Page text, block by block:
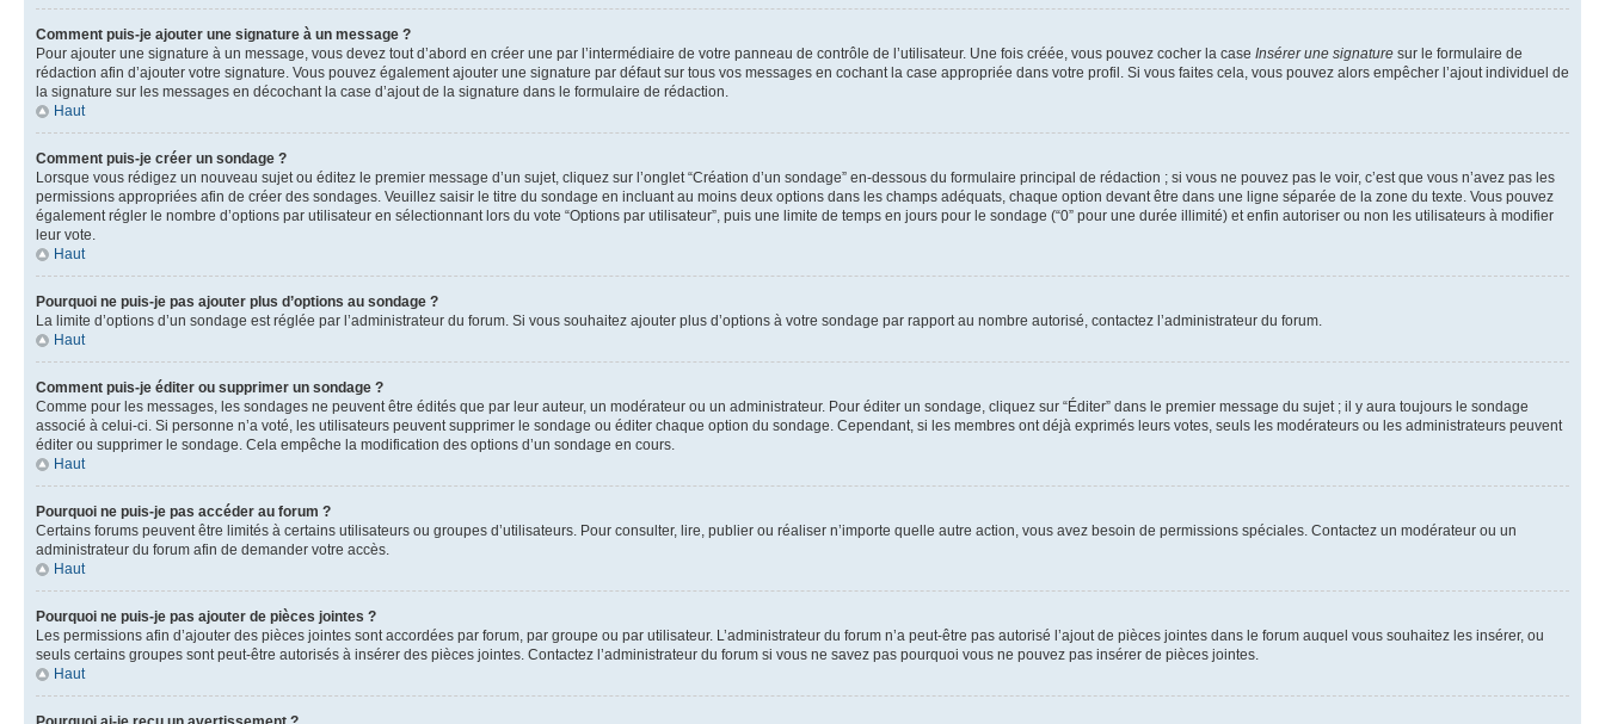
Comment puis-je ajouter une signature à un message ?
Pour ajouter une signature à un message, vous devez tout d’abord en créer une par l’intermédiaire de votre panneau de contrôle de l’utilisateur. Une fois créée, vous pouvez cocher la case Insérer une signature sur le formulaire de
rédaction afin d’ajouter votre signature. Vous pouvez également ajouter une signature par défaut sur tous vos messages en cochant la case appropriée dans votre profil. Si vous faites cela, vous pouvez alors empêcher l’ajout individuel de
la signature sur les messages en décochant la case d’ajout de la signature dans le formulaire de rédaction.
Haut
Comment puis-je créer un sondage ?
Lorsque vous rédigez un nouveau sujet ou éditez le premier message d’un sujet, cliquez sur l’onglet “Création d’un sondage” en-dessous du formulaire principal de rédaction ; si vous ne pouvez pas le voir, c’est que vous n’avez pas les
permissions appropriées afin de créer des sondages. Veuillez saisir le titre du sondage en incluant au moins deux options dans les champs adéquats, chaque option devant être dans une ligne séparée de la zone du texte. Vous pouvez
également régler le nombre d’options par utilisateur en sélectionnant lors du vote “Options par utilisateur”, puis une limite de temps en jours pour le sondage (“0” pour une durée illimité) et enfin autoriser ou non les utilisateurs à modifier
leur vote.
Haut
Pourquoi ne puis-je pas ajouter plus d’options au sondage ?
La limite d’options d’un sondage est réglée par l’administrateur du forum. Si vous souhaitez ajouter plus d’options à votre sondage par rapport au nombre autorisé, contactez l’administrateur du forum.
Haut
Comment puis-je éditer ou supprimer un sondage ?
Comme pour les messages, les sondages ne peuvent être édités que par leur auteur, un modérateur ou un administrateur. Pour éditer un sondage, cliquez sur “Éditer” dans le premier message du sujet ; il y aura toujours le sondage
associé à celui-ci. Si personne n’a voté, les utilisateurs peuvent supprimer le sondage ou éditer chaque option du sondage. Cependant, si les membres ont déjà exprimés leurs votes, seuls les modérateurs ou les administrateurs peuvent
éditer ou supprimer le sondage. Cela empêche la modification des options d’un sondage en cours.
Haut
Pourquoi ne puis-je pas accéder au forum ?
Certains forums peuvent être limités à certains utilisateurs ou groupes d’utilisateurs. Pour consulter, lire, publier ou réaliser n’importe quelle autre action, vous avez besoin de permissions spéciales. Contactez un modérateur ou un
administrateur du forum afin de demander votre accès.
Haut
Pourquoi ne puis-je pas ajouter de pièces jointes ?
Les permissions afin d’ajouter des pièces jointes sont accordées par forum, par groupe ou par utilisateur. L’administrateur du forum n’a peut-être pas autorisé l’ajout de pièces jointes dans le forum auquel vous souhaitez les insérer, ou
seuls certains groupes sont peut-être autorisés à insérer des pièces jointes. Contactez l’administrateur du forum si vous ne savez pas pourquoi vous ne pouvez pas insérer de pièces jointes.
Haut